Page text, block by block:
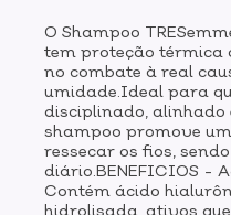
O Shampoo
tem proteção térmica
no combate à real
umidade.Ideal para
disciplinado, alinhado
shampoo promove
ressecar os fios,
diário.BENEFICIOS -
Contém ácido
hidrolisada, ativos